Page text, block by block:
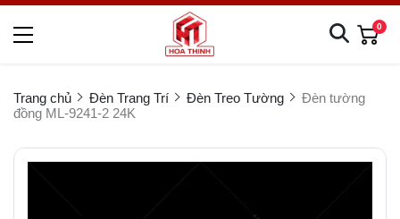
0
Trang chủ Đèn Trang Trí Đèn Treo Tường
Đèn tường
đồng ML-9241-2 24K